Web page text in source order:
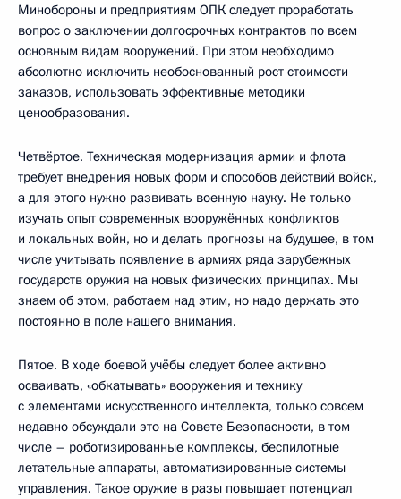
Минобороны и предприятиям ОПК следует проработать
вопрос о заключении долгосрочных контрактов по всем
основным видам вооружений. При этом необходимо
абсолютно исключить необоснованный рост стоимости
заказов, использовать эффективные методики
ценообразования.
Четвёртое. Техническая модернизация армии и флота
требует внедрения новых форм и способов действий войск,
а для этого нужно развивать военную науку. Не только
изучать опыт современных вооружённых конфликтов
и локальных войн, но и делать прогнозы на будущее, в том
числе учитывать появление в армиях ряда зарубежных
государств оружия на новых физических принципах. Мы
знаем об этом, работаем над этим, но надо держать это
постоянно в поле нашего внимания.
Пятое. В ходе боевой учёбы следует более активно
осваивать, «обкатывать» вооружения и технику
с элементами искусственного интеллекта, только совсем
недавно обсуждали это на Совете Безопасности, в том
числе – роботизированные комплексы, беспилотные
летательные аппараты, автоматизированные системы
управления. Такое оружие в разы повышает потенциал